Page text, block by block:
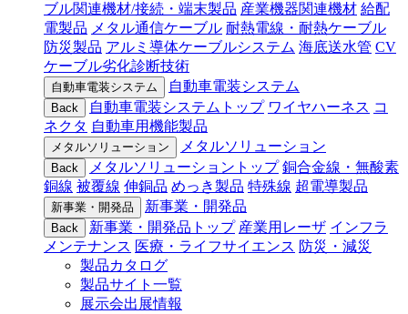
ブル関連機材/接続・端末製品 産業機器関連機材 給配
電製品 メタル通信ケーブル 耐熱電線・耐熱ケーブル
防災製品 アルミ導体ケーブルシステム 海底送水管 CV
ケーブル劣化診断技術
自動車電装システム 自動車電装システム
Back 自動車電装システムトップ ワイヤハーネス コ
ネクタ 自動車用機能製品
メタルソリューション メタルソリューション
Back メタルソリューショントップ 銅合金線・無酸素
銅線 被覆線 伸銅品 めっき製品 特殊線 超電導製品
新事業・開発品 新事業・開発品
Back 新事業・開発品トップ 産業用レーザ インフラ
メンテナンス 医療・ライフサイエンス 防災・減災
製品カタログ
製品サイト一覧
展示会出展情報